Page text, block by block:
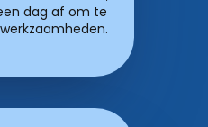
dag af om te